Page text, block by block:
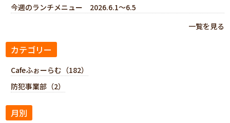
今週のランチメニュー 2026.6.1～6.5
一覧を見る
カテゴリー
Cafeふぉーらむ（182）
防犯事業部（2）
月別